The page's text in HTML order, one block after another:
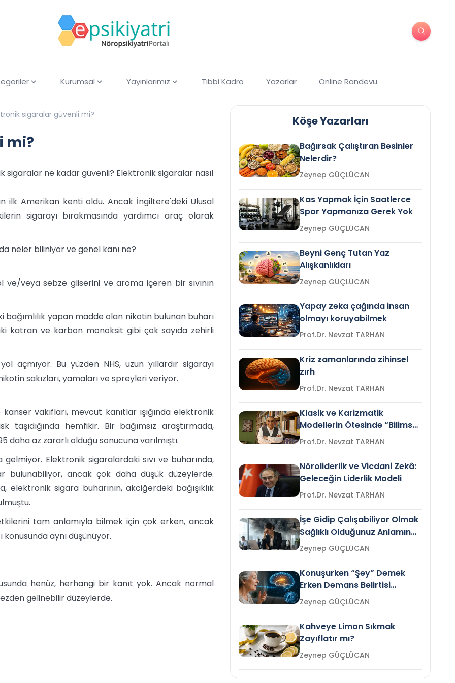
Kurumsal Yayınlarımız Tıbbi Kadro Yazarlar Online Randevu
sigaralar güvenli mi?
mi?
ne kadar güvenli? Elektronik sigaralar nasıl
ilk Amerikan kenti oldu. Ancak İngiltere'deki Ulusal
sigarayı bırakmasında yardımcı araç olarak
neler biliniyor ve genel kanı ne?
veya sebze gliserini ve aroma içeren bir sıvının
bağımlılık yapan madde olan nikotin bulunan buharı
katran ve karbon monoksit gibi çok sayıda zehirli
Bu yüzden NHS, uzun yıllardır sigarayı
sakızları, yamaları ve spreyleri veriyor.
vakıfları, mevcut kanıtlar ışığında elektronik
taşıdığında hemfikir. Bir bağımsız araştırmada,
az zararlı olduğu sonucuna varılmıştı.
Elektronik sigaralardaki sıvı ve buharında,
bulunabiliyor, ancak çok daha düşük düzeylerde.
sigara buharının, akciğerdeki bağışıklık
tam anlamıyla bilmek için çok erken, ancak
aynı düşünüyor.
henüz, herhangi bir kanıt yok. Ancak normal
gelinebilir düzeylerde.
Köşe Yazarları
Bağırsak Çalıştıran Besinler
Nelerdir?
Zeynep GÜÇLÜCAN
Kas Yapmak İçin Saatlerce
Spor Yapmanıza Gerek Yok
Zeynep GÜÇLÜCAN
Beyni Genç Tutan Yaz
Alışkanlıkları
Zeynep GÜÇLÜCAN
Yapay zeka çağında insan
olmayı koruyabilmek
Prof.Dr. Nevzat TARHAN
Kriz zamanlarında zihinsel
zırh
Prof.Dr. Nevzat TARHAN
Klasik ve Karizmatik
Modellerin Ötesinde “Bilimsel
Liderlik”
Prof.Dr. Nevzat TARHAN
Nöroliderlik ve Vicdani Zekâ:
Geleceğin Liderlik Modeli
Prof.Dr. Nevzat TARHAN
İşe Gidip Çalışabiliyor Olmak
Sağlıklı Olduğunuz Anlamına
Gelir mi?Zeynep GÜÇLÜCAN
Konuşurken “Şey” Demek
Erken Demans Belirtisi
Olabilir mi?Zeynep GÜÇLÜCAN
Kahveye Limon Sıkmak
Zayıflatır mı?
Zeynep GÜÇLÜCAN